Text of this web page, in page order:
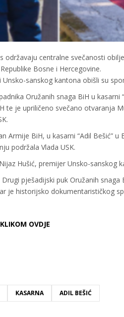
održavaju centralne svečanosti
Bosne i Hercegovine.
Unsko-sanskog kantona obišli su
Oružanih snaga BiH u
te je upriličeno svečano otvaranja
Armije BiH, u kasarni “Adil Bešić”
podržala Vlada USK.
Hušić, premijer Unsko-sanskog
pješadijski puk Oružanih
je historijsko dokumentarističkog
KLIKOM OVDJE
KASARNA ADIL BEŠIĆ